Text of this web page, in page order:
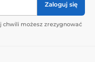
Zaloguj się
chwili możesz zrezygnować